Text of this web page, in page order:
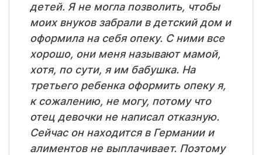
детей. Я не могла позволить, чтобы
моих внуков забрали в детский дом и
оформила на себя опеку. С ними все
хорошо, они меня называют мамой,
хотя, по сути, я им бабушка. На
третьего ребенка оформить опеку я,
к сожалению, не могу, потому что
отец девочки не написал отказную.
Сейчас он находится в Германии и
алиментов не выплачивает. Поэтому